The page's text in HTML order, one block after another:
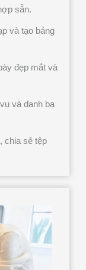
sẵn.
và tạo bảng
đẹp mắt và
và danh bạ
chia sẻ tệp